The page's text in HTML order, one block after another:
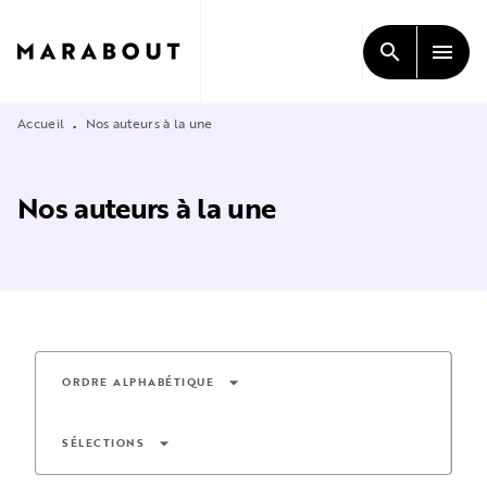
CONTENU
search menu
Accueil • Nos auteurs à la une
Nos auteurs à la une
ORDRE ALPHABÉTIQUE arrow_drop_down
SÉLECTIONS arrow_drop_down